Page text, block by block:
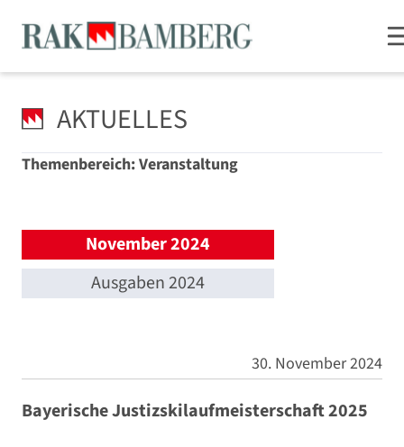
AKTUELLES
Themenbereich: Veranstaltung
November 2024
Ausgaben 2024
30. November 2024
Bayerische Justizskilaufmeisterschaft 2025